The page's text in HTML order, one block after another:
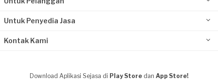
Untuk Penyedia Jasa
Kontak Kami
Download Aplikasi Sejasa di Play Store dan App Store!